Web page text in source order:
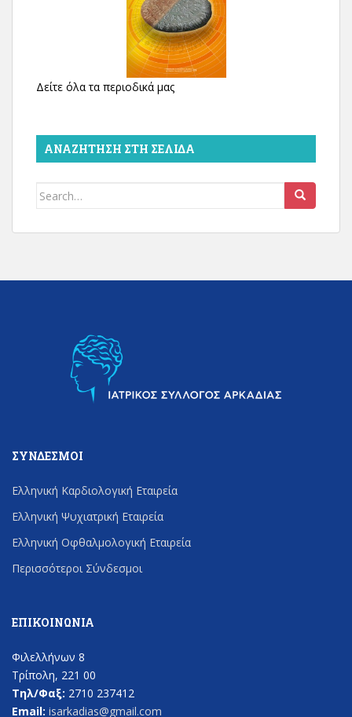
Δείτε όλα τα περιοδικά μας
ΑΝΑΖΉΤΗΣΗ ΣΤΗ ΣΕΛΊΔΑ
Search
ΣΎΝΔΕΣΜΟΙ
Ελληνική Καρδιολογική Εταιρεία
Ελληνική Ψυχιατρική Εταιρεία
Ελληνική Οφθαλμολογική Εταιρεία
Περισσότεροι Σύνδεσμοι
ΕΠΙΚΟΙΝΩΝΊΑ
Φιλελλήνων 8
Τρίπολη, 221 00
Τηλ/Φαξ: 2710 237412
Email: isarkadias@gmail.com